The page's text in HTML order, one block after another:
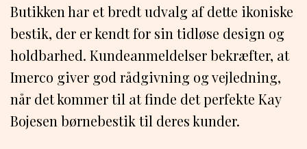
Butikken har et bredt udvalg af dette ikoniske
bestik, der er kendt for sin tidløse design og
holdbarhed. Kundeanmeldelser bekræfter, at
Imerco giver god rådgivning og vejledning,
når det kommer til at finde det perfekte Kay
Bojesen børnebestik til deres kunder.